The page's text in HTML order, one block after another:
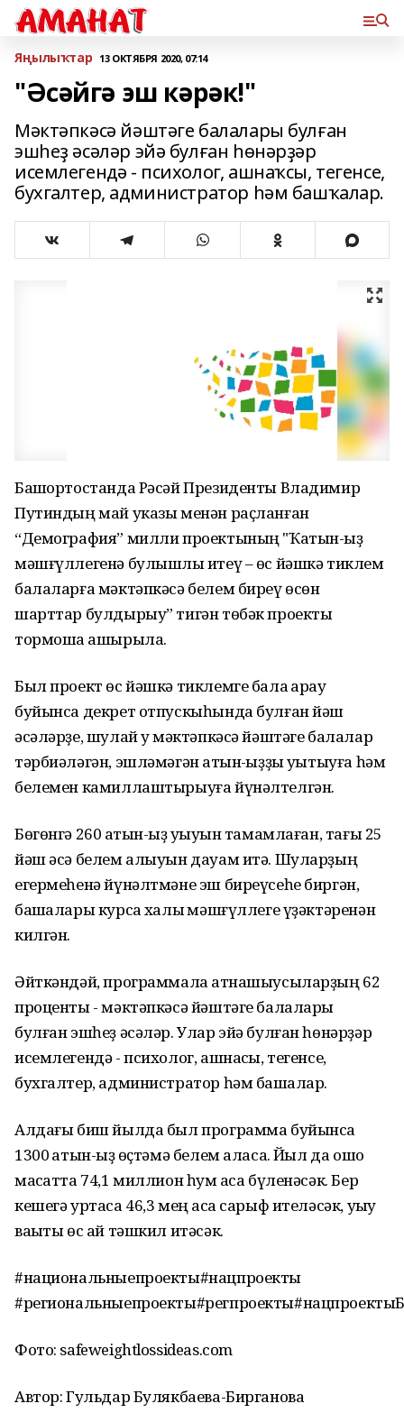
Яңылыҡтар 13 ОКТЯБРЯ 2020, 07:14
"Әсәйгә эш кәрәк!"
Мәктәпкәсә йәштәге балалары булған
эшһеҙ әсәләр эйә булған һөнәрҙәр
исемлегендә - психолог, ашнаҡсы, тегенсе,
бухгалтер, администратор һәм башҡалар.
Башҡортостанда Рәсәй Президенты Владимир
Путиндың май указы менән раҫланған
“Демография” милли проектының "Ҡатын-ҡыҙ
мәшғүллегенә булышлыҡ итеү – өс йәшкә тиклем
балаларға мәктәпкәсә белем биреү өсөн
шарттар булдырыу” тигән төбәк проекты
тормошҡа ашырыла.
Был проект өс йәшкә тиклемге бала ҡарау
буйынса декрет отпускыһында булған йәш
әсәләрҙе, шулай уҡ мәктәпкәсә йәштәге балалар
тәрбиәләгән, эшләмәгән ҡатын-ҡыҙҙы уҡытыуға һәм
белемен камиллаштырыуға йүнәлтелгән.
Бөгөнгә 260 ҡатын-ҡыҙ уҡыуын тамамлаған, тағы 25
йәш әсә белем алыуын дауам итә. Шуларҙың
егермеһенә йүнәлтмәне эш биреүсеһе биргән,
башҡалары курсҡа халыҡ мәшғүллеге үҙәктәренән
килгән.
Әйткәндәй, программала ҡатнашыусыларҙың 62
проценты - мәктәпкәсә йәштәге балалары
булған эшһеҙ әсәләр. Улар эйә булған һөнәрҙәр
исемлегендә - психолог, ашнаҡсы, тегенсе,
бухгалтер, администратор һәм башҡалар.
Алдағы биш йылда был программа буйынса
1300 ҡатын-ҡыҙ өҫтәмә белем аласаҡ. Йыл да ошо
маҡсатта 74,1 миллион һум аҡса бүленәсәк. Бер
кешегә уртаса 46,3 мең аҡса сарыф ителәсәк, уҡыу
ваҡыты өс ай тәшкил итәсәк.
#национальныепроекты#нацпроекты
Фото: safeweightlossideas.com
Автор: Гульдар Булякбаева-Бирганова